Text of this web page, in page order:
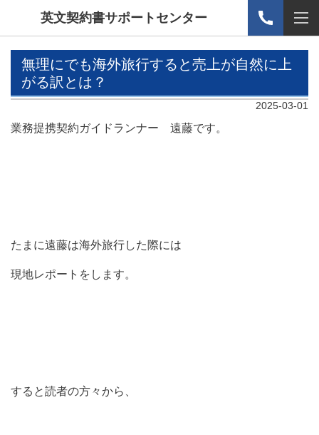
英文契約書サポートセンター
無理にでも海外旅行すると売上が自然に上
がる訳とは？
2025-03-01
業務提携契約ガイドランナー 遠藤です。
たまに遠藤は海外旅行した際には
現地レポートをします。
すると読者の方々から、